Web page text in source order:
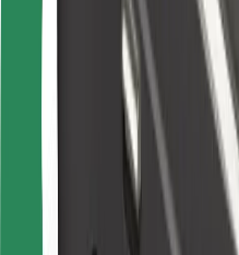
Risinājumi pilsētām
Lidostas
Bolt uzlādes statīvi
Pasažieriem